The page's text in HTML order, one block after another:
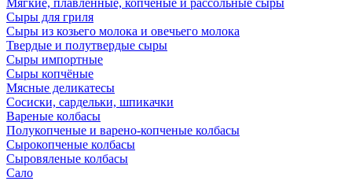
Мягкие, плавленные, копченые и рассольные сыры
Сыры для гриля
Сыры из козьего молока и овечьего молока
Твердые и полутвердые сыры
Сыры импортные
Сыры копчёные
Мясные деликатесы
Сосиски, сардельки, шпикачки
Вареные колбасы
Полукопченые и варено-копченые колбасы
Сырокопченые колбасы
Сыровяленые колбасы
Сало